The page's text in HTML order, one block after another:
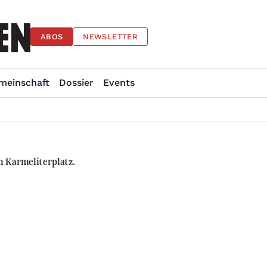
ABOS NEWSLETTER
Dossier Events
Karmeliterplatz.